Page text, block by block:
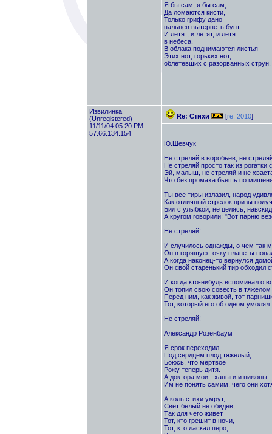
Я бы сам, я бы сам,
Да ломаются кисти,
Только грифу дано
пальцев вытерпеть бунт.
И летят, и летят, и летят
в небеса,
В облака поднимаются листья
Этих нот, горьких нот,
облетевших с разорванных струн.
Извилинка
(Unregistered)
11/11/04 05:20 PM
57.66.134.154
Re: Стихи [re: 2010]
Ю.Шевчук
Не стреляй в воробьев, не
Не стреляй просто так из рогатки
Эй, малыш, не стреляй и не
Что без промаха бьешь по
Ты все тиры излазил, народ
Как отличный стрелок призы
Бил с улыбкой, не целясь,
А кругом говорили: "Вот парню
Не стреляй!
И случилось однажды, о чем так
Он в горящую точку планеты
А когда наконец-то вернулся
Он свой старенький тир обходил
И когда кто-нибудь вспоминал о
Он топил свою совесть в тяжелом
Перед ним, как живой, тот
Тот, который его об одном умолял:
Не стреляй!
Александр Розенбаум
Я срок переходил,
Под сердцем плод тяжелый,
Боюсь, что мертвое
Рожу теперь дитя.
А доктора мои - ханыги и пижоны -
Им не понять самим, чего они
А коль стихи умрут,
Свет белый не обидев,
Так для чего живет
Тот, кто грешит в ночи,
Тот, кто ласкал перо,